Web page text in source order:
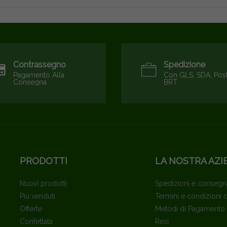
Contrassegno
Pagamento Alla
Consegna
Spedizione
Con GLS, SDA,
BRT
PRODOTTI
Nuovi prodotti
Più venduti
Offerte
Confettata
LA NOSTRA
Spedizioni e
Termini e condizioni
Metodi di Pagamento
Resi